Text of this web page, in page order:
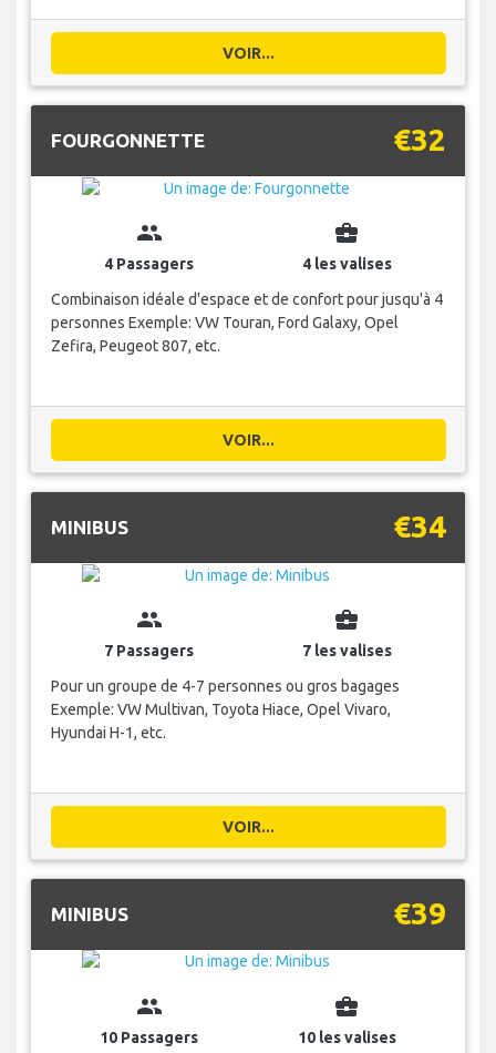
VOIR...
FOURGONNETTE €32
group
4 Passagers
business_center
4 les valises
Combinaison idéale d'espace et de confort pour jusqu'à 4
personnes Exemple: VW Touran, Ford Galaxy, Opel
Zefira, Peugeot 807, etc.
VOIR...
MINIBUS €34
group
7 Passagers
business_center
7 les valises
Pour un groupe de 4-7 personnes ou gros bagages
Exemple: VW Multivan, Toyota Hiace, Opel Vivaro,
Hyundai H-1, etc.
VOIR...
MINIBUS €39
group
10 Passagers
business_center
10 les valises